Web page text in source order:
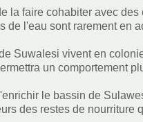
la faire cohabiter avec
de l'eau sont rarement en
Suwalesi vivent en
un comportement
le bassin de
des restes de nourriture